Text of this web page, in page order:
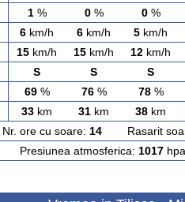
1% 0% 0%
6 km/h 6 km/h 5 km/h
15 km/h 15 km/h 12 km/h
S S S
69% 76% 78%
33 km 31 km 38 km
Nr. ore cu soare: 14 Rasarit
Presiunea atmosferica: 1017